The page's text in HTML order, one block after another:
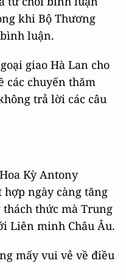
khi Bộ Thương
luận.
giao Hà Lan cho
các chuyến thăm
trả lời các câu
Kỳ Antony
ngày càng tăng
thức mà Trung
Liên minh Châu Âu.
mấy vui vẻ về điều